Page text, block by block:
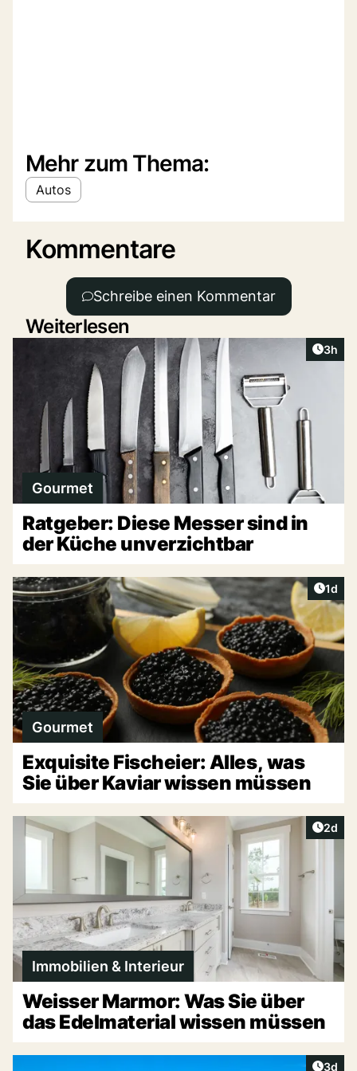
Mehr zum Thema:
Autos
Kommentare
Schreibe einen Kommentar
Weiterlesen
3h
Gourmet
Ratgeber: Diese Messer sind in
der Küche unverzichtbar
1d
Gourmet
Exquisite Fischeier: Alles, was
Sie über Kaviar wissen müssen
2d
Immobilien & Interieur
Weisser Marmor: Was Sie über
das Edelmaterial wissen müssen
3d